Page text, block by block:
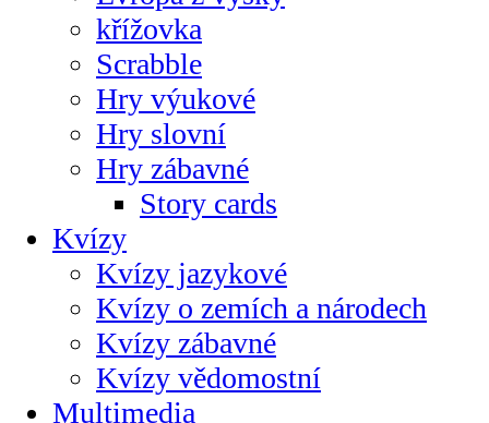
křížovka
Scrabble
Hry výukové
Hry slovní
Hry zábavné
Story cards
Kvízy
Kvízy jazykové
Kvízy o zemích a národech
Kvízy zábavné
Kvízy vědomostní
Multimedia